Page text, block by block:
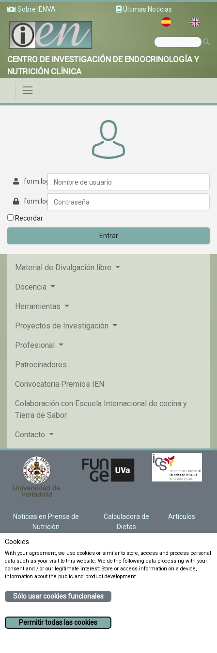
Sobre IENVA Últimas Noticias
CENTRO DE INVESTIGACIÓN DE ENDOCRINOLOGÍA Y
NUTRICIÓN CLÍNICA
form.login.username
form.login.password
Recordar
Entrar
Material de Divulgación libre
Docencia
Herramientas
Proyectos de Investigación
Profesional
Patrocinadores
Convocatoria Premios IEN
Colaboración con Escuela Internacional de cocina y
Tierra de Sabor
Contacto
Noticias en Prensa de
Nutrición
Calculadora de
Dietas
Artículos
Cookies.
With your agreement, we use cookies or similar to store, access and process personal
data such as your visit to this website. We do the following data processing with your
consent and / or our legitimate interest: Store or access information on a device,
information about the public and product development.
Sólo usar cookies funcionales
Permitir todas las cookies